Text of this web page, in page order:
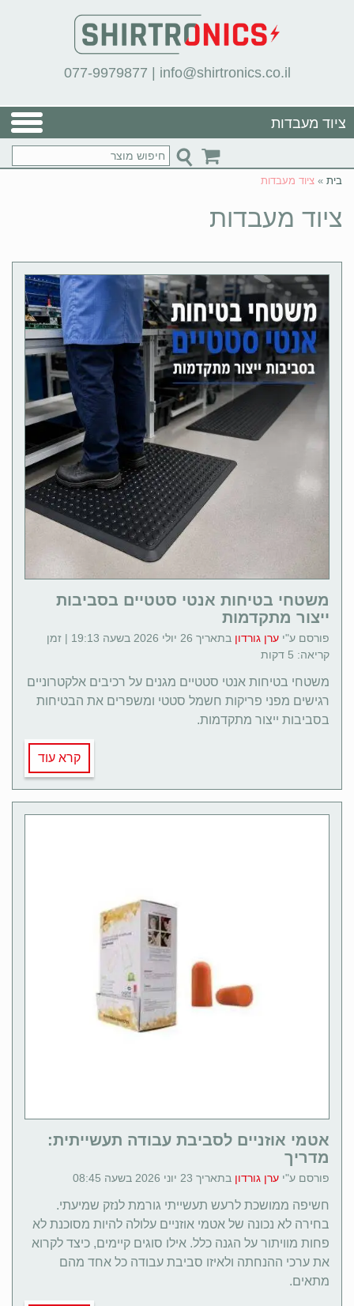
077-9979877 | info@shirtronics.co.il
ציוד מעבדות
בית » ציוד מעבדות
ציוד מעבדות
משטחי בטיחות אנטי סטטיים בסביבות
ייצור מתקדמות
פורסם ע"י ערן גורדון
בתאריך 26 יולי 2026 בשעה 19:13 | זמן
קריאה: 5 דקות
משטחי בטיחות אנטי סטטיים מגנים על רכיבים אלקטרוניים
רגישים מפני פריקות חשמל סטטי ומשפרים את הבטיחות
בסביבות ייצור מתקדמות.
קרא עוד
אטמי אוזניים לסביבת עבודה תעשייתית:
מדריך
פורסם ע"י ערן גורדון בתאריך 23 יוני 2026 בשעה 08:45
חשיפה ממושכת לרעש תעשייתי גורמת לנזק שמיעתי.
בחירה לא נכונה של אטמי אוזניים עלולה להיות מסוכנת לא
פחות מוויתור על הגנה כלל. אילו סוגים קיימים, כיצד לקרוא
את ערכי ההנחתה ולאיזו סביבת עבודה כל אחד מהם
מתאים.